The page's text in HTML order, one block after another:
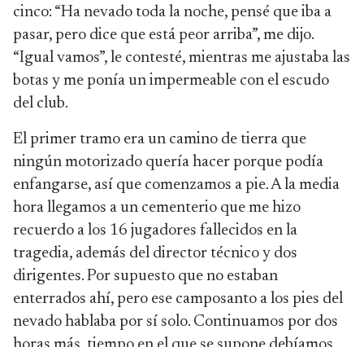
cinco: “Ha nevado toda la noche, pensé que iba a
pasar, pero dice que está peor arriba”, me dijo.
“Igual vamos”, le contesté, mientras me ajustaba las
botas y me ponía un impermeable con el escudo
del club.
El primer tramo era un camino de tierra que
ningún motorizado quería hacer porque podía
enfangarse, así que comenzamos a pie. A la media
hora llegamos a un cementerio que me hizo
recuerdo a los 16 jugadores fallecidos en la
tragedia, además del director técnico y dos
dirigentes. Por supuesto que no estaban
enterrados ahí, pero ese camposanto a los pies del
nevado hablaba por sí solo. Continuamos por dos